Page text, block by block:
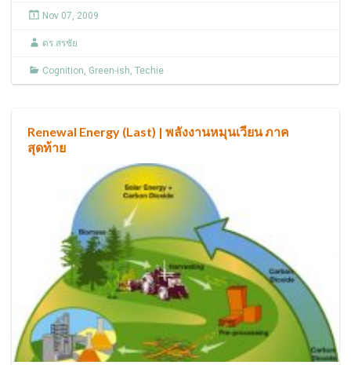
Nov 07, 2009
ดร.สรชัย
Cognition, Green-ish, Techie
Renewal Energy (Last) | พลังงานหมุนเวียน ภาค
สุดท้าย